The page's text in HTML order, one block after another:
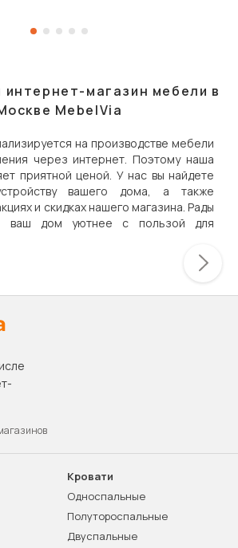
магазин мебели в
MebelVia
на производстве мебели
через интернет. Поэтому наша
приятной ценой. У нас вы найдете
вашего дома, а также
и скидках нашего магазина. Рады
ваш дом уютнее с пользой для
Кровати
Односпальные
Полутороспальные
Двуспальные